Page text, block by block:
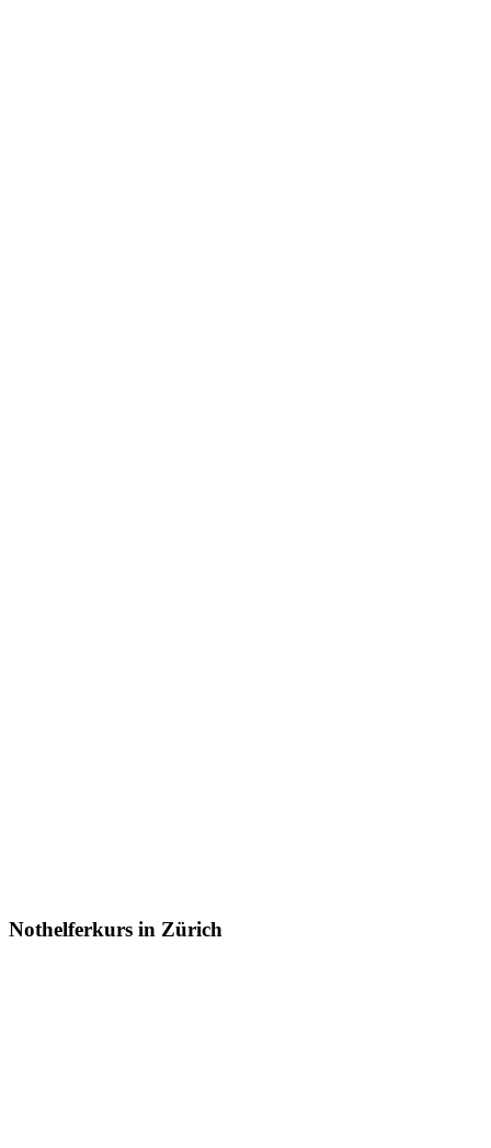
Nothelferkurs in Zürich